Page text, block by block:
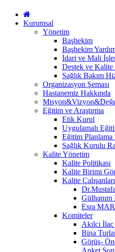
Kurumsal
Yönetim
Başhekim
Başhekim
İdari ve Mali
Destek ve
Sağlık Bakım
Organizasyon Şeması
Hastanemiz Hakkında
Eğitim ve Araştırma
Etik Kurul
Uygulamalı
Eğitim
Sağlık Kurulu
Kalite Yönetim
Kalite Politikası
Kalite Birimi
Kalite Çalışanları
Esra
Komiteler
Akılcı
Bina
Görüş-
Anket